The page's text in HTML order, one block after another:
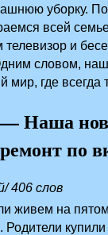
уборку.
всей
телевизор и
словом,
мир, где всегда
Наша
по
406 слов
живем на
Родители